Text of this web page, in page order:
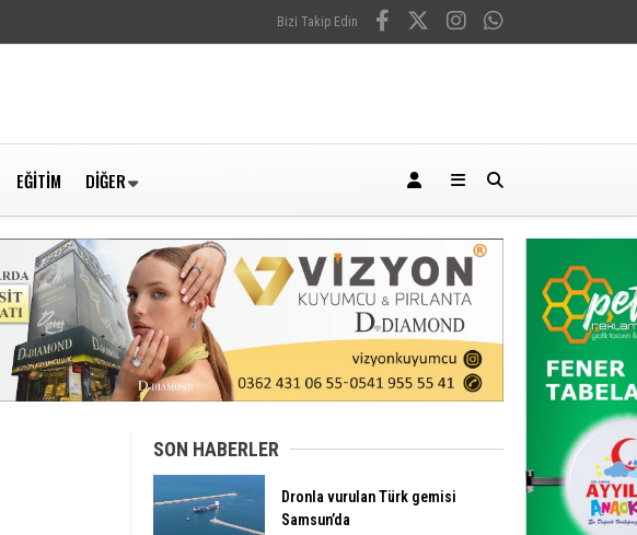
Bizi Takip Edin
EĞITIM DIĞER
SON HABERLER
Dronla vurulan Türk gemisi
Samsun’da